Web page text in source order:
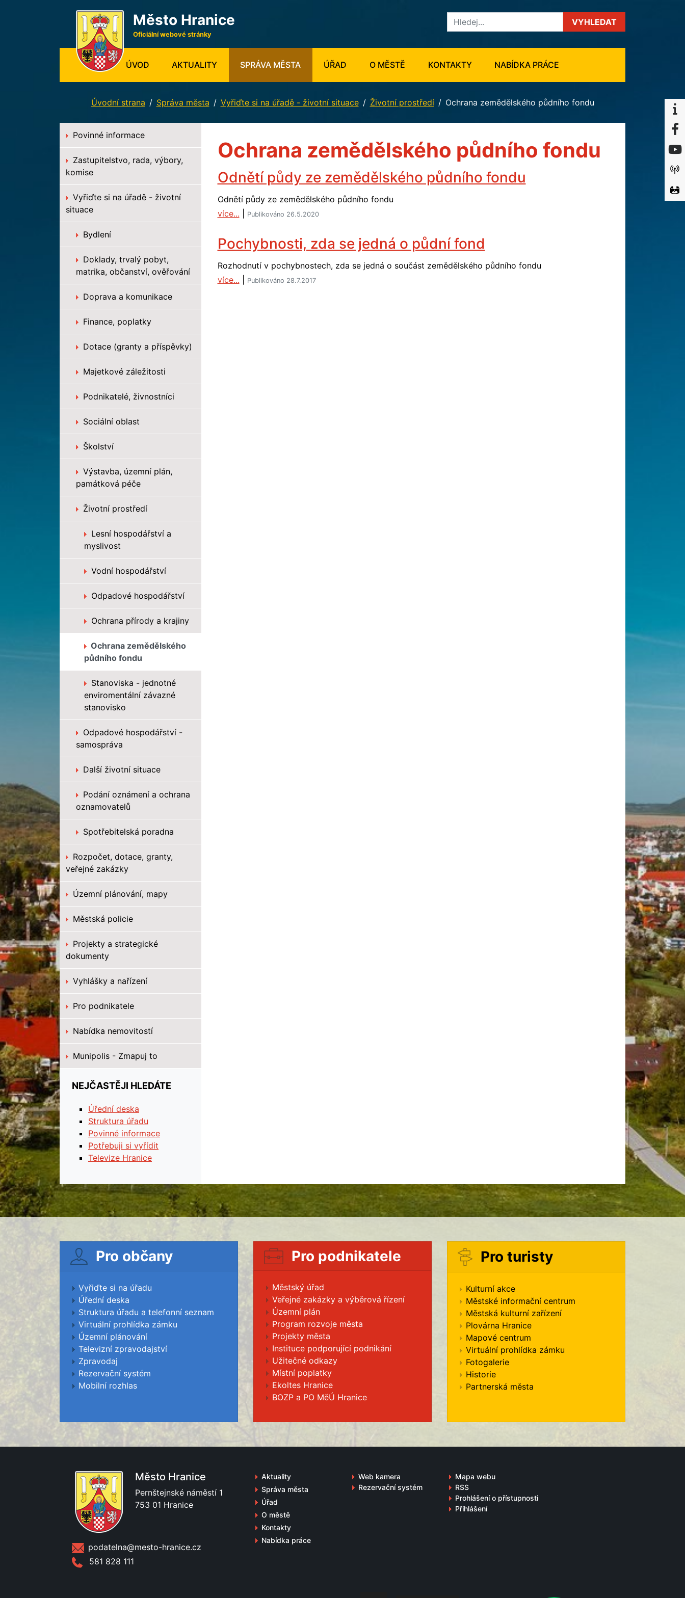
Město Hranice
Oficiální webové stránky
VYHLEDAT
ÚVOD(CURRENT)AKTUALITY SPRÁVA MĚSTA ÚŘAD O MĚSTĚ KONTAKTY NABÍDKA PRÁCE
Úvodní strana Správa města Vyřiďte si na úřadě - životní situace Životní prostředí Ochrana zemědělského půdního fondu
Ochrana zemědělského půdního fondu
Odnětí půdy ze zemědělského půdního fondu
Odnětí půdy ze zemědělského půdního fondu
více...
Publikováno 26.5.2020
Pochybnosti, zda se jedná o půdní fond
Rozhodnutí v pochybnostech, zda se jedná o součást zemědělského půdního fondu
více...
Publikováno 28.7.2017
Povinné informace
Zastupitelstvo, rada, výbory,
komise
Vyřiďte si na úřadě - životní
situace
Bydlení
Doklady, trvalý pobyt,
matrika, občanství, ověřování
Doprava a komunikace
Finance, poplatky
Dotace (granty a příspěvky)
Majetkové záležitosti
Podnikatelé, živnostníci
Sociální oblast
Školství
Výstavba, územní plán,
památková péče
Životní prostředí
Lesní hospodářství a
myslivost
Vodní hospodářství
Odpadové hospodářství
Ochrana přírody a krajiny
Ochrana zemědělského
půdního fondu
Stanoviska - jednotné
enviromentální závazné
stanovisko
Odpadové hospodářství -
samospráva
Další životní situace
Podání oznámení a ochrana
oznamovatelů
Spotřebitelská poradna
Rozpočet, dotace, granty,
veřejné zakázky
Územní plánování, mapy
Městská policie
Projekty a strategické
dokumenty
Vyhlášky a nařízení
Pro podnikatele
Nabídka nemovitostí
Munipolis - Zmapuj to
NEJČASTĚJI HLEDÁTE
Úřední deska
Struktura úřadu
Povinné informace
Potřebuji si vyřídit
Televize Hranice
Pro občany
Vyřiďte si na úřadu
Úřední deska
Struktura úřadu a telefonní seznam
Virtuální prohlídka zámku
Územní plánování
Televizní zpravodajství
Zpravodaj
Rezervační systém
Mobilní rozhlas
Pro podnikatele
Městský úřad
Veřejné zakázky a výběrová řízení
Územní plán
Program rozvoje města
Projekty města
Instituce podporující podnikání
Užitečné odkazy
Místní poplatky
Ekoltes Hranice
BOZP a PO MěÚ Hranice
Pro turisty
Kulturní akce
Městské informační centrum
Městská kulturní zařízení
Plovárna Hranice
Mapové centrum
Virtuální prohlídka zámku
Fotogalerie
Historie
Partnerská města
Město Hranice
Pernštejnské náměstí 1
753 01 Hranice
podatelna@mesto-hranice.cz
581 828 111
Aktuality
Správa města
Úřad
O městě
Kontakty
Nabídka práce
Web kamera
Rezervační systém
Mapa webu
RSS
Prohlášení o přístupnosti
Přihlášení